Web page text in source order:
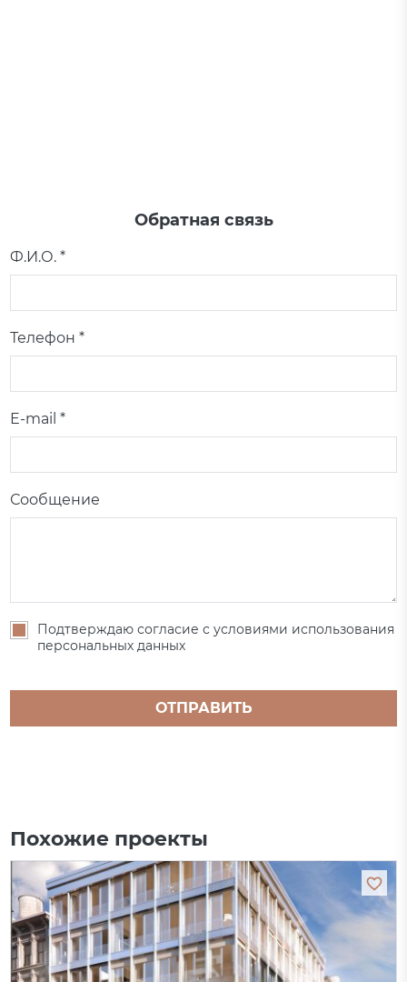
Обратная связь
Ф.И.О. *
Телефон *
E-mail *
Сообщение
Подтверждаю согласие с условиями использования
персональных данных
ОТПРАВИТЬ
Похожие проекты